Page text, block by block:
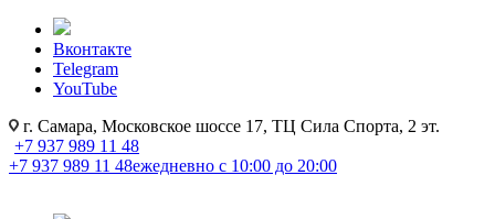
Вконтакте
Telegram
YouTube
г. Самара, Московское шоссе 17, ТЦ Сила Спорта, 2 эт.
+7 937 989 11 48
+7 937 989 11 48ежедневно с 10:00 до 20:00